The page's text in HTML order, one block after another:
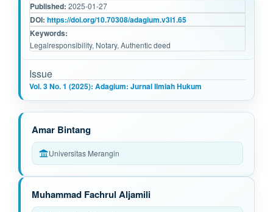
Published: 2025-01-27
DOI: https://doi.org/10.70308/adagium.v3i1.65
Keywords:
Legalresponsibility, Notary, Authentic deed
Issue
Vol. 3 No. 1 (2025): Adagium: Jurnal Ilmiah Hukum
M
i
n
Amar Bintang
Universitas Merangin
Muhammad Fachrul Aljamili